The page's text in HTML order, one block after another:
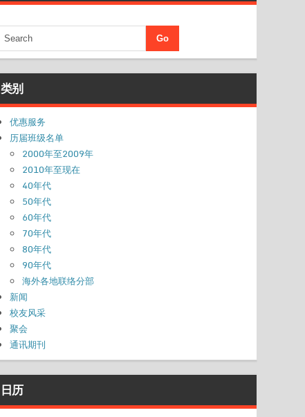
类别
优惠服务
历届班级名单
2000年至2009年
2010年至现在
40年代
50年代
60年代
70年代
80年代
90年代
海外各地联络分部
新闻
校友风采
聚会
通讯期刊
日历